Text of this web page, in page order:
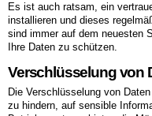
Es ist auch ratsam, ein
installieren und dieses
sind immer auf dem neuesten
Ihre Daten zu schützen.
Verschlüsselung von
Die Verschlüsselung von
zu hindern, auf sensible